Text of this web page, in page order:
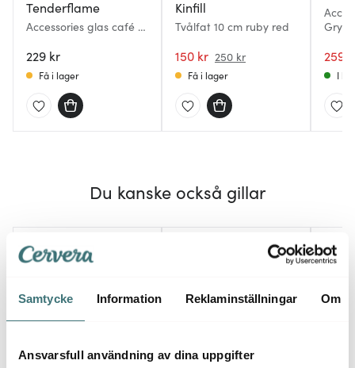
Samtycke Information Reklaminställningar Om
Ansvarsfull användning av dina uppgifter
Tenderflame
Accessories glas café 14
229 kr
Få i lager
Kinfill
Tvålfat 10 cm ruby red
150 kr 250 kr
Få i lager
cm
259
I
Du kanske också gillar
40%